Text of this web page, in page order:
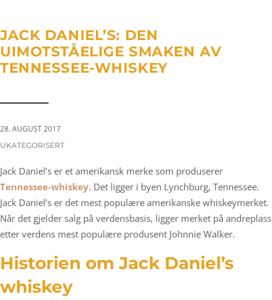
i
o
n
o
n
CATEGORIES:
UKATEGORISERT
28. AUGUST 2017
JACK DANIEL’S: DEN
UIMOTSTÅELIGE SMAKEN AV
TENNESSEE-WHISKEY
Jack Daniel’s er et amerikansk merke som produserer
Tennessee-whiskey. Det ligger i byen Lynchburg, Tennessee.
Jack Daniel’s er det mest populære amerikanske whiskeymerket.
Når det gjelder salg på verdensbasis, ligger merket på andreplass
etter verdens mest populære produsent Johnnie Walker.
Historien om Jack Daniel’s
whiskey